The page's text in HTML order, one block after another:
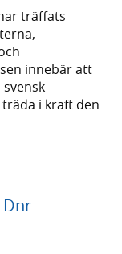
träffats
innebär att
i kraft den